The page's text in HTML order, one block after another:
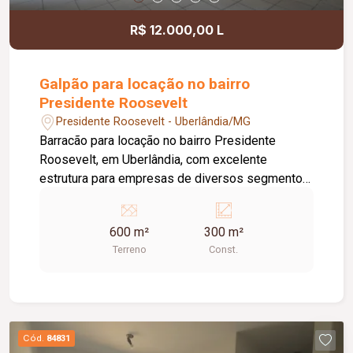
R$ 12.000,00 L
Galpão para locação no bairro
Presidente Roosevelt
Presidente Roosevelt - Uberlândia/MG
Barracão para locação no bairro Presidente
Roosevelt, em Uberlândia, com excelente
estrutura para empresas de diversos segmentos.
área construída, distribuídos de forma funcional
para atender às necessidades do seu negócio. O
espaço principal conta com um amplo salão de
dos fundos, o imóvel oferece 3 salas que podem
ser utilizadas como escritórios ou áreas
600 m²
Terreno
300 m²
Const.
Cód. 84831